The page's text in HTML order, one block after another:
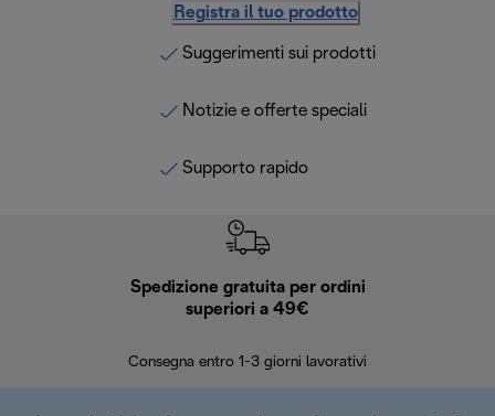
Registra il tuo prodotto
Suggerimenti sui prodotti
Notizie e offerte speciali
Supporto rapido
Spedizione gratuita per ordini
superiori a 49€
Consegna entro 1-3 giorni lavorativi